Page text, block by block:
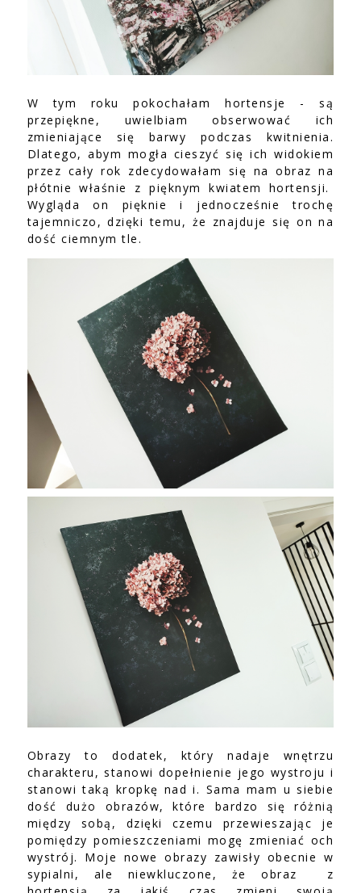
W tym roku pokochałam hortensje - są
przepiękne, uwielbiam obserwować ich
zmieniające się barwy podczas kwitnienia.
Dlatego, abym mogła cieszyć się ich widokiem
przez cały rok zdecydowałam się na obraz na
płótnie właśnie z pięknym kwiatem hortensji.
Wygląda on pięknie i jednocześnie trochę
tajemniczo, dzięki temu, że znajduje się on na
dość ciemnym tle.
Obrazy to dodatek, który nadaje wnętrzu
charakteru, stanowi dopełnienie jego wystroju i
stanowi taką kropkę nad i. Sama mam u siebie
dość dużo obrazów, które bardzo się różnią
między sobą, dzięki czemu przewieszając je
pomiędzy pomieszczeniami mogę zmieniać och
wystrój. Moje nowe obrazy zawisły obecnie w
sypialni, ale niewkluczone, że obraz z